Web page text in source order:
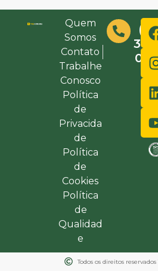
Quem
Somos
Contato
Trabalhe
Conosco
Política
de
Privacida
de
Política
de
Cookies
Política
de
Qualidad
e
Todos os direitos